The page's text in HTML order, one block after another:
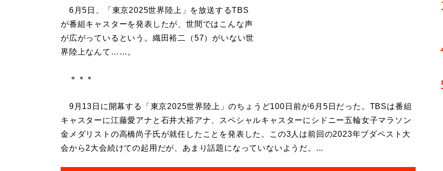
6月5日、「東京2025世界陸上」を放送するTBS
が番組キャスターを発表したが、世間ではこんな声
が広がっているという。織田裕二（57）がいない世
界陸上なんて……。
＊＊＊
9月13日に開幕する「東京2025世界陸上」のちょうど100日前が6月5日だった。TBSは番組
キャスターに江藤愛アナと石井大裕アナ、スペシャルキャスターにシドニー五輪女子マラソン
金メダリストの高橋尚子氏が就任したことを発表した。この3人は前回の2023年ブダペスト大
会から2大会続けての起用だが、あまり話題になっていないようだ。...